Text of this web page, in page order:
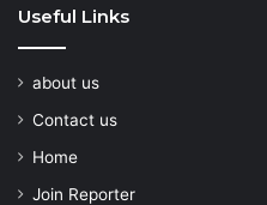
Useful Links
about us
Contact us
Home
Join Reporter